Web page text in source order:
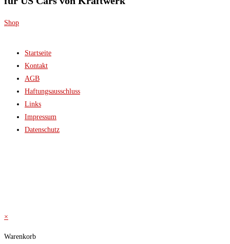
Shop
Startseite
Kontakt
AGB
Haftungsausschluss
Links
Impressum
Datenschutz
×
Warenkorb